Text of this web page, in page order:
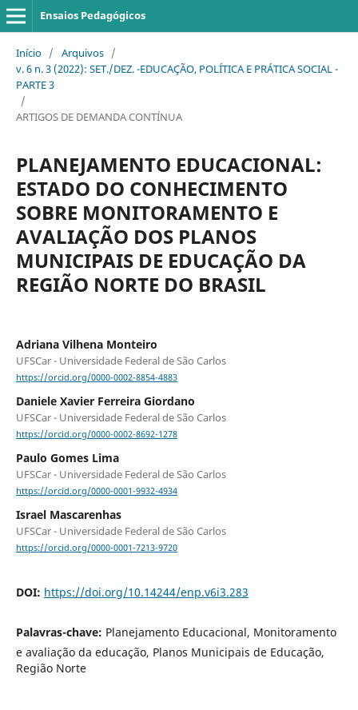
Ensaios Pedagógicos
Início / Arquivos /
v. 6 n. 3 (2022): SET./DEZ. -EDUCAÇÃO, POLÍTICA E PRÁTICA SOCIAL -
PARTE 3
/
ARTIGOS DE DEMANDA CONTÍNUA
PLANEJAMENTO EDUCACIONAL:
ESTADO DO CONHECIMENTO
SOBRE MONITORAMENTO E
AVALIAÇÃO DOS PLANOS
MUNICIPAIS DE EDUCAÇÃO DA
REGIÃO NORTE DO BRASIL
Adriana Vilhena Monteiro
UFSCar - Universidade Federal de São Carlos
https://orcid.org/0000-0002-8854-4883
Daniele Xavier Ferreira Giordano
UFSCar - Universidade Federal de São Carlos
https://orcid.org/0000-0002-8692-1278
Paulo Gomes Lima
UFSCar - Universidade Federal de São Carlos
https://orcid.org/0000-0001-9932-4934
Israel Mascarenhas
UFSCar - Universidade Federal de São Carlos
https://orcid.org/0000-0001-7213-9720
DOI: https://doi.org/10.14244/enp.v6i3.283
Palavras-chave: Planejamento Educacional, Monitoramento
e avaliação da educação, Planos Municipais de Educação,
Região Norte